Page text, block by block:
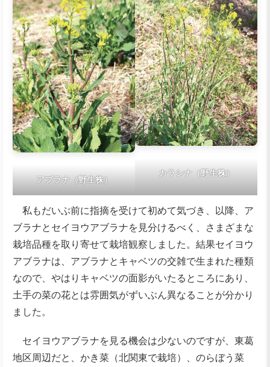
アブラナ（野生株）
カラシナ（野生株）
私もだいぶ前に指摘を受けて初めて気づき、以降、ア
ブラナとセイヨウアブラナを見分けるべく、さまざまな
栽培品種を取り寄せて栽培観察しました。結果セイヨウ
アブラナは、アブラナとキャベツの交雑で生まれた種類
なので、やはりキャベツの面影がいたるところにあり、
土手の菜の花とは雰囲気がずいぶん異なることが分かり
ました。
セイヨウアブラナを見る機会は少ないのですが、東葛
地区周辺だと、かき菜（北関東で栽培）、のらぼう菜